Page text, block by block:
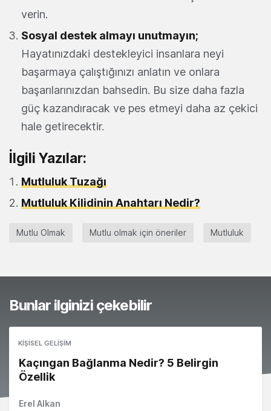
verin.
Sosyal destek almayı unutmayın;
Hayatınızdaki destekleyici insanlara neyi
başarmaya çalıştığınızı anlatın ve onlara
başarılarınızdan bahsedin. Bu size daha fazla
güç kazandıracak ve pes etmeyi daha az çekici
hale getirecektir.
İlgili Yazılar:
Mutluluk Tuzağı
Mutluluk Kilidinin Anahtarı Nedir?
Mutlu Olmak Mutlu olmak için öneriler Mutluluk
Bunlar ilginizi çekebilir
KIŞISEL GELIŞIM
Kaçıngan Bağlanma Nedir? 5 Belirgin
Özellik
Erel Alkan